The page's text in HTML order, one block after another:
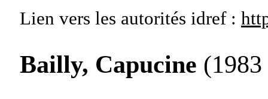
Lien vers les autorités idref :
Bailly, Capucine